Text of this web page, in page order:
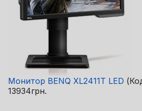
Монитор BENQ XL2411T LED
13934грн.